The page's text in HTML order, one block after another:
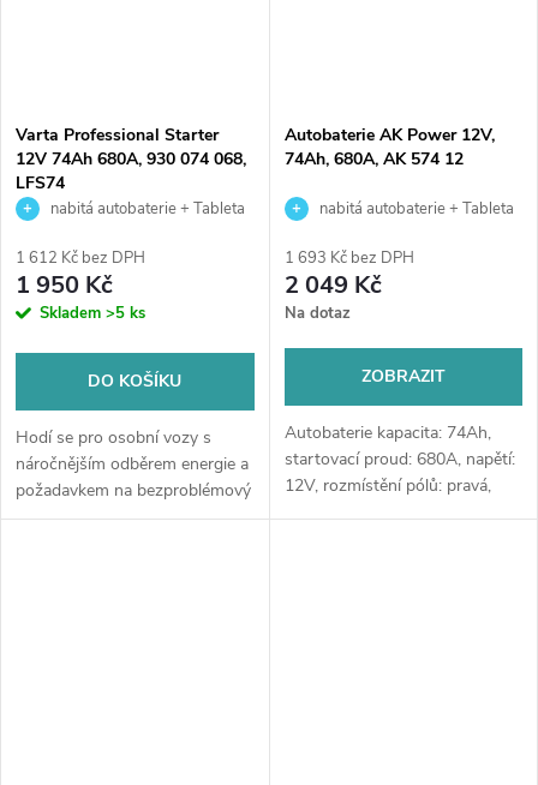
Varta Professional Starter
12V 74Ah 680A, 930 074 068,
LFS74
nabitá autobaterie + Tableta
výkup staré baterie při doručení
nebo v prodejně Jinočany
1 612 Kč bez DPH
1 950 Kč
Skladem >5 ks
DO KOŠÍKU
Hodí se pro osobní vozy s
náročnějším odběrem energie a
požadavkem na bezproblémový
start (svými parametry se blíží
Autobaterie AK Power 12V,
74Ah, 680A, AK 574 12
nabitá autobaterie + Tableta
výkup staré baterie při doručení
nebo v prodejně Jinočany
1 693 Kč bez DPH
2 049 Kč
Na dotaz
ZOBRAZIT
Autobaterie kapacita: 74Ah,
startovací proud: 680A, napětí:
12V, rozmístění pólů: pravá,